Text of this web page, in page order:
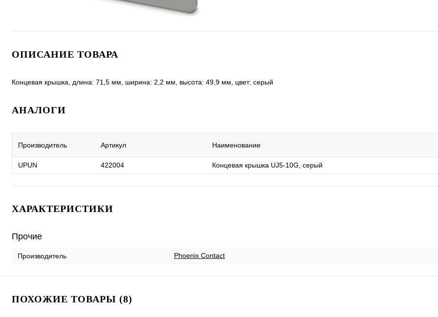
ОПИСАНИЕ ТОВАРА
Концевая крышка, длина: 71,5 мм, ширина: 2,2 мм, высота: 49,9 мм, цвет: cерый
АНАЛОГИ
Производитель Артикул Наименование
UPUN 422004 Концевая крышка UJ5-10G, серый
ХАРАКТЕРИСТИКИ
Прочие
Производитель Phoenix Contact
ПОХОЖИЕ ТОВАРЫ (8)